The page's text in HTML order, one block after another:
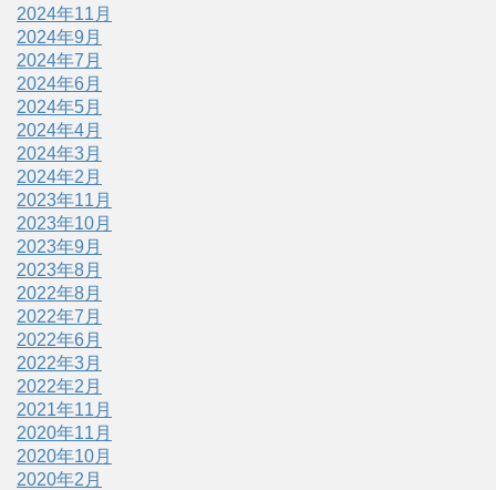
2024年11月
2024年9月
2024年7月
2024年6月
2024年5月
2024年4月
2024年3月
2024年2月
2023年11月
2023年10月
2023年9月
2023年8月
2022年8月
2022年7月
2022年6月
2022年3月
2022年2月
2021年11月
2020年11月
2020年10月
2020年2月